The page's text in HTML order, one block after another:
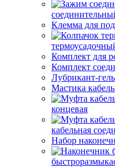
Клемма для
Комплект для
Комплект
Лубрикант-
Мастика
концевая
кабельная
Набор